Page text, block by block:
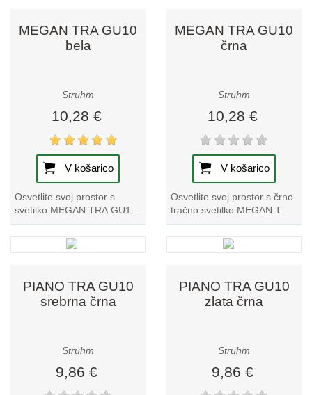
MEGAN TRA GU10
bela
Strühm
10,28 €
V košarico
Osvetlite svoj prostor s
svetilko MEGAN TRA GU10
bela track light. Ta
edinstvena tračna svetilka je
idealna za...
MEGAN TRA GU10
črna
Strühm
10,28 €
V košarico
Osvetlite svoj prostor s črno
tračno svetilko MEGAN TRA
GU10. Ta edinstveni kos iz
naše zbirke tračnih svetilk
PIANO TRA GU10
srebrna črna
Strühm
9,86 €
PIANO TRA GU10
zlata črna
Strühm
9,86 €